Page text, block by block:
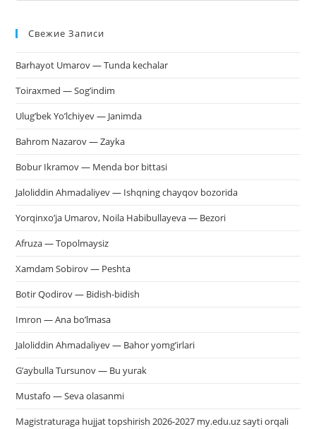
Свежие Записи
Barhayot Umarov — Tunda kechalar
Toiraxmed — Sog’indim
Ulug’bek Yo’lchiyev — Janimda
Bahrom Nazarov — Zayka
Bobur Ikramov — Menda bor bittasi
Jaloliddin Ahmadaliyev — Ishqning chayqov bozorida
Yorqinxo’ja Umarov, Noila Habibullayeva — Bezori
Afruza — Topolmaysiz
Xamdam Sobirov — Peshta
Botir Qodirov — Bidish-bidish
Imron — Ana bo’lmasa
Jaloliddin Ahmadaliyev — Bahor yomg’irlari
G’aybulla Tursunov — Bu yurak
Mustafo — Seva olasanmi
Magistraturaga hujjat topshirish 2026-2027 my.edu.uz sayti orqali